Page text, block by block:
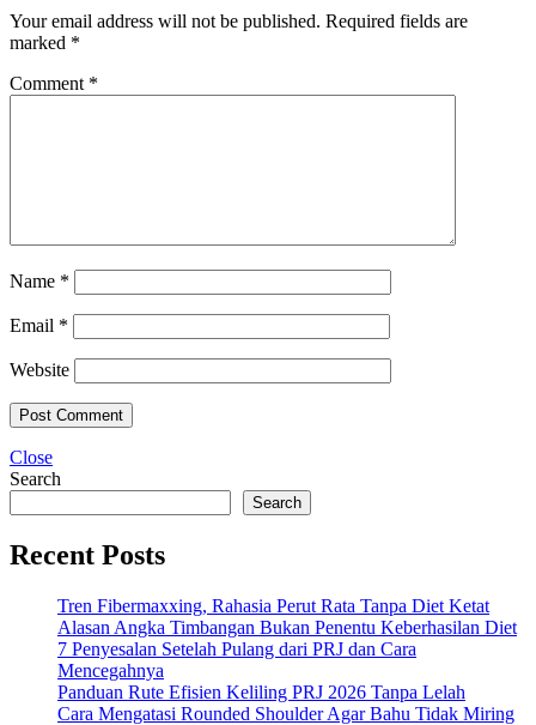
Your email address will not be published. Required fields are
marked *
Comment *
Name *
Email *
Website
Close
Search
Search
Recent Posts
Tren Fibermaxxing, Rahasia Perut Rata Tanpa Diet Ketat
Alasan Angka Timbangan Bukan Penentu Keberhasilan Diet
7 Penyesalan Setelah Pulang dari PRJ dan Cara
Mencegahnya
Panduan Rute Efisien Keliling PRJ 2026 Tanpa Lelah
Cara Mengatasi Rounded Shoulder Agar Bahu Tidak Miring